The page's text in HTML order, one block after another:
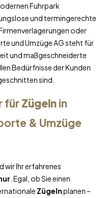
Fuhrpark
und termingerechte
Firmenverlagerungen oder
und Umzüge AG steht für
und maßgeschneiderte
Bedürfnisse der Kunden
sind.
fürZügelnin
& Umzüge
wir Ihr erfahrenes
. Egal, ob Sie einen
Zügelnplanen –